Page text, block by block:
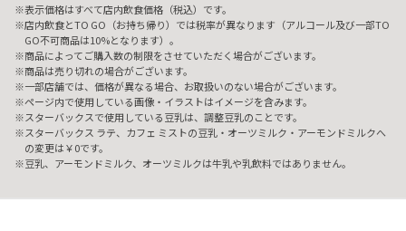
表示価格はすべて店内飲食価格（税込）です。
店内飲食とTO GO（お持ち帰り）では税率が異なります（アルコール及び一部TO
GO不可商品は10%となります）。
商品によってご購入数の制限をさせていただく場合がございます。
商品は売り切れの場合がございます。
一部店舗では、価格が異なる場合、お取扱いのない場合がございます。
ページ内で使用している画像・イラストはイメージを含みます。
スターバックスで使用している豆乳は、調整豆乳のことです。
スターバックス ラテ、カフェ ミストの豆乳・オーツミルク・アーモンドミルクへ
の変更は￥0です。
豆乳、アーモンドミルク、オーツミルクは牛乳や乳飲料ではありません。